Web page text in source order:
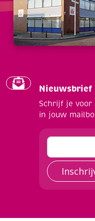
Nieuwsbrief
Schrijf je voor
in jouw